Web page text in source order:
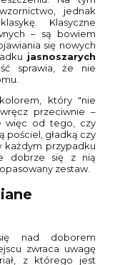
jednak
Klasyczne
– są bowiem
się nowych
jasnoszarych
sprawia, że nie
który "nie
przeciwnie –
więc od tego, czy
pościel, gładką czy
każdym przypadku
dobrze się z nią
zestaw.
nad doborem
zwraca uwagę
z którego jest